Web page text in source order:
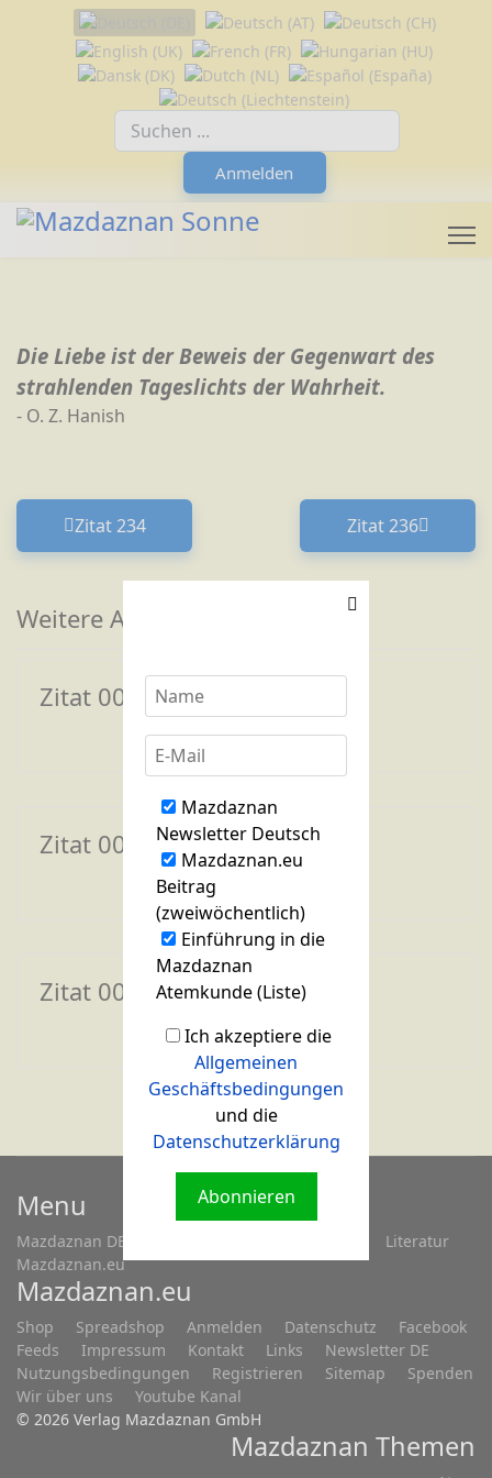
Mazdaznan
Newsletter Deutsch
Mazdaznan.eu
Beitrag
(zweiwöchentlich)
Einführung in die
Mazdaznan
Atemkunde (Liste)
Ich akzeptiere die
Allgemeinen
Geschäftsbedingungen
und die
Datenschutzerklärung
Abonnieren
Sprache auswählen
Anmelden
Die Liebe ist der Beweis der Gegenwart des
strahlenden Tageslichts der Wahrheit.
- O. Z. Hanish
Vorheriger Beitrag: Zitat 234
Zitat 234 Nächster
Zitat 236
Weitere Artikel zum Thema
Zitat 001
Zitat 002
Zitat 003
Menu
Mazdaznan DE
Literatur
Mazdaznan.eu
Mazdaznan.eu
Shop Spreadshop Anmelden Datenschutz
Facebook
Feeds
Impressum Kontakt Links
Newsletter DE
Nutzungsbedingungen
Registrieren Sitemap
Spenden
Wir über uns
Youtube Kanal
© 2026 Verlag Mazdaznan GmbH
Mazdaznan Themen